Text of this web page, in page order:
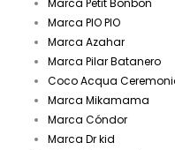
Marca Petit Bonbon
Marca PIO PIO
Marca Azahar
Marca Pilar Batanero
Coco Acqua
Marca Mikamama
Marca Cóndor
Marca Dr kid